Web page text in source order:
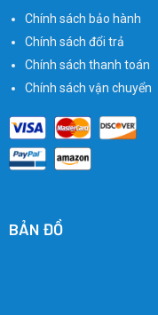
Chính sách bảo hành
Chính sách đổi trả
Chính sách thanh toán
Chính sách vận chuyển
BẢN ĐỒ